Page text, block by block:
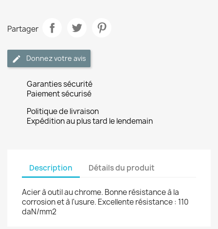
Partager
Donnez votre avis
Garanties sécurité
Paiement sécurisé
Politique de livraison
Expédition au plus tard le lendemain
Description Détails du produit
Acier à outil au chrome. Bonne résistance à la
corrosion et à l'usure. Excellente résistance : 110
daN/mm2